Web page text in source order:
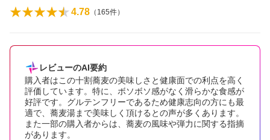
4.78 （ 165件）
レビューのAI要約
購入者はこの十割蕎麦の美味しさと健康面での利点を高く
評価しています。特に、ボソボソ感がなく滑らかな食感が
好評です。グルテンフリーであるため健康志向の方にも最
適で、蕎麦湯まで美味しく頂けるとの声が多くあります。
また一部の購入者からは、蕎麦の風味や弾力に関する指摘
があります。